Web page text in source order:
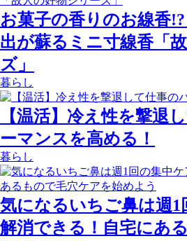
お菓子の香りのお線香
出が蘇るミニ寸線香「
ズ」
暮らし
【温活】冷え性を撃退
ーマンスを高める！
暮らし
気になるいちご鼻は週1
解消できる！自宅にあ